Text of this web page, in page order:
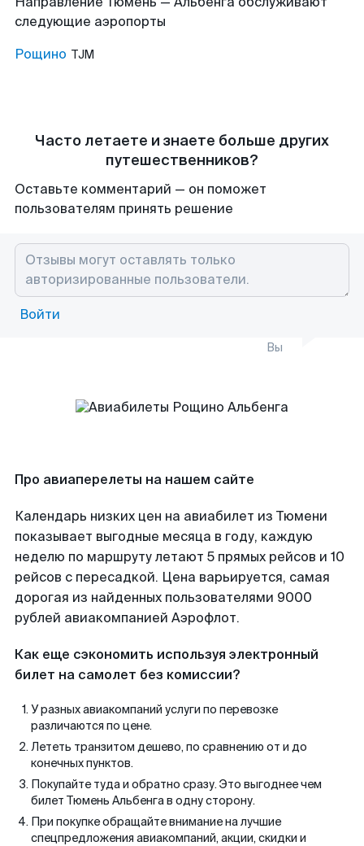
следующие аэропорты
Рощино TJM
Часто летаете и знаете больше других
путешественников?
Оставьте комментарий — он поможет
пользователям принять решение
Войти
Вы
Про авиаперелеты на нашем сайте
Календарь низких цен на авиабилет из Тюмени
показывает выгодные месяца в году, каждую
неделю по маршруту летают 5 прямых рейсов и 10
рейсов с пересадкой. Цена варьируется, самая
дорогая из найденных пользователями 9000
рублей авиакомпанией Аэрофлот.
Как еще сэкономить используя электронный
билет на самолет без комиссии?
У разных авиакомпаний услуги по перевозке
различаются по цене.
Лететь транзитом дешево, по сравнению от и до
конечных пунктов.
Покупайте туда и обратно сразу. Это выгоднее чем
билет Тюмень Альбенга в одну сторону.
При покупке обращайте внимание на лучшие
спецпредложения авиакомпаний, акции, скидки и